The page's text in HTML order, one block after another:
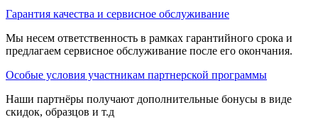
Гарантия качества и сервисное обслуживание
Мы несем ответственность в рамках гарантийного срока и
предлагаем сервисное обслуживание после его окончания.
Особые условия участникам партнерской программы
Наши партнёры получают дополнительные бонусы в виде
скидок, образцов и т.д